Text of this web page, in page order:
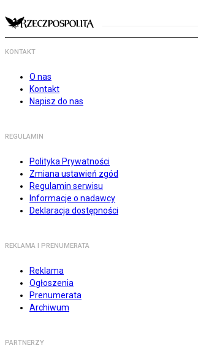
KONTAKT
O nas
Kontakt
Napisz do nas
REGULAMIN
Polityka Prywatności
Zmiana ustawień zgód
Regulamin serwisu
Informacje o nadawcy
Deklaracja dostępności
REKLAMA I PRENUMERATA
Reklama
Ogłoszenia
Prenumerata
Archiwum
PARTNERZY